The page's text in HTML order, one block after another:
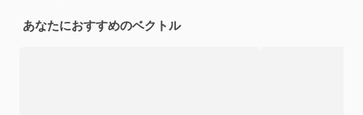
あなたにおすすめのベクトル